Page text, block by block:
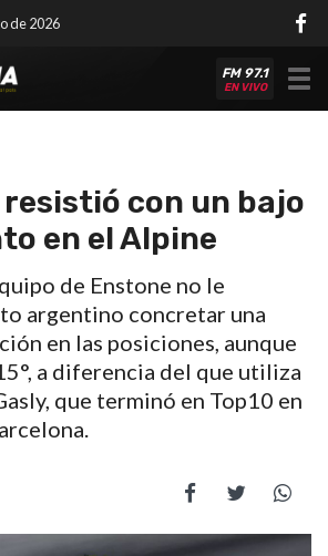
de 2026
FM 97.1
EN VIVO
con un bajo
en el Alpine
de Enstone no le
argentino concretar una
en las posiciones, aunque
a diferencia del que utiliza
que terminó en Top10 en